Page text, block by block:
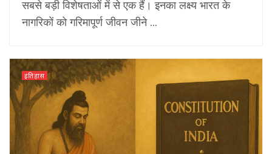
सबसे बड़ी विशेषताओं में से एक हैं। इनका लक्ष्य भारत के
नागरिकों को गरिमापूर्ण जीवन जीने ...
इतिहास